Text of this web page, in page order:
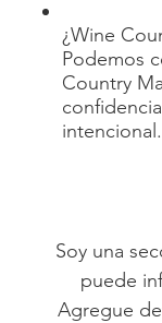
¿Wine
Podemos
Country
intencional.
Soy una
puede
Agregue